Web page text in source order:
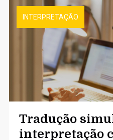
INTERPRETAÇÃO
Tradução
interpretação